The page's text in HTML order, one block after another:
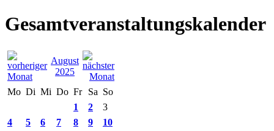
Gesamtveranstaltungskalender
August
2025
Mo Di Mi Do Fr Sa So
1
2
3
4
5 6 7 8 9
10